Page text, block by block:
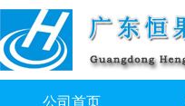
公司首页